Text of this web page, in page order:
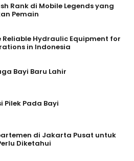
Rank di Mobile Legends yang
Pemain
Reliable Hydraulic Equipment for
in Indonesia
Bayi Baru Lahir
Pilek Pada Bayi
di Jakarta Pusat untuk
Diketahui